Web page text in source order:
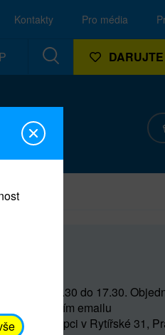
Kontakty Pro média
15 a od 15.30 do 17.30.
emailu
na recepci v Rytířské 31,